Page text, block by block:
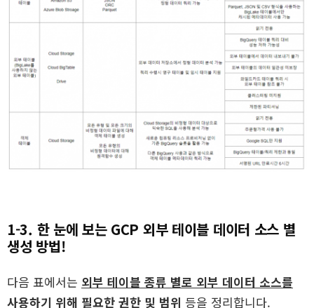
1-3. 한 눈에 보는 GCP 외부 테이블 데이터 소스 별
생성 방법!
다음 표에서는 외부 테이블 종류 별로 외부 데이터 소스를
사용하기 위해 필요한 권한 및 범위 등을 정리합니다.